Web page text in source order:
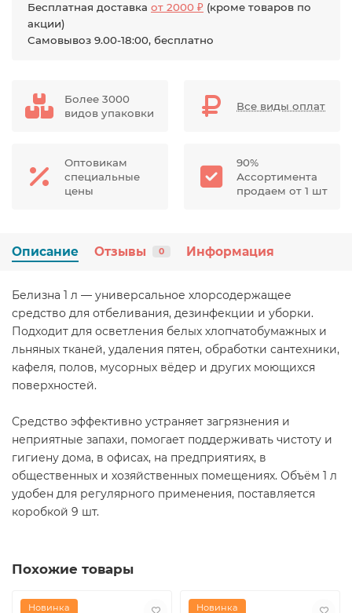
Бесплатная доставка от 2000 ₽ (кроме товаров по
акции)
Самовывоз 9.00-18:00, бесплатно
Более 3000
видов упаковки
Все виды оплат
Оптовикам
специальные
цены
90%
Ассортимента
продаем от 1 шт
Описание Отзывы 0 Информация
Белизна 1 л — универсальное хлорсодержащее
средство для отбеливания, дезинфекции и уборки.
Подходит для осветления белых хлопчатобумажных и
льняных тканей, удаления пятен, обработки сантехники,
кафеля, полов, мусорных вёдер и других моющихся
поверхностей.
Средство эффективно устраняет загрязнения и
неприятные запахи, помогает поддерживать чистоту и
гигиену дома, в офисах, на предприятиях, в
общественных и хозяйственных помещениях. Объём 1 л
удобен для регулярного применения, поставляется
коробкой 9 шт.
Похожие товары
Новинка Новинка